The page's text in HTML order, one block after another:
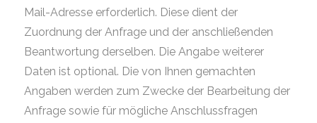
Mail-Adresse erforderlich. Diese dient der
Zuordnung der Anfrage und der anschließenden
Beantwortung derselben. Die Angabe weiterer
Daten ist optional. Die von Ihnen gemachten
Angaben werden zum Zwecke der Bearbeitung der
Anfrage sowie für mögliche Anschlussfragen